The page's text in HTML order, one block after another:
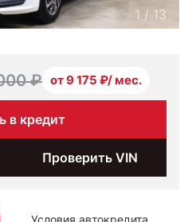
Условия автокредита
1 / 13
₽ от 9 175 ₽/ мес.
в кредит
Проверить VIN